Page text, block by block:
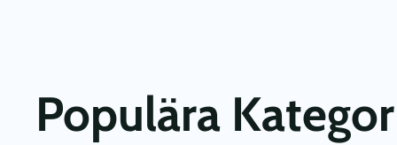
Populära